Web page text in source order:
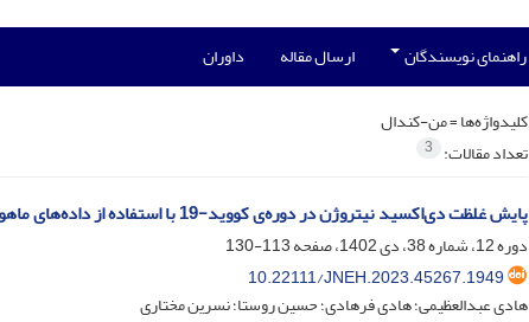
راهنمای نویسندگان ارسال مقاله داوران
کلیدواژه‌ها =من-کندال
تعداد مقالات: 3
پایش غلظت دی‌‌اکسید نیتروژن در دوره‌‌ی کووید-19 با استفاده از داده‌‌های ماهواره‌‌ی سنتینل-5 (مطالعه‌‌ی موردی: کلان‌‌شهر شیراز)
دوره 12، شماره 38، دی 1402، صفحه
113-130
10.22111/JNEH.2023.45267.1949
هادی عبدالعظیمی؛ هادی فرهادی؛ حسین روستا؛ نسرین مختاری